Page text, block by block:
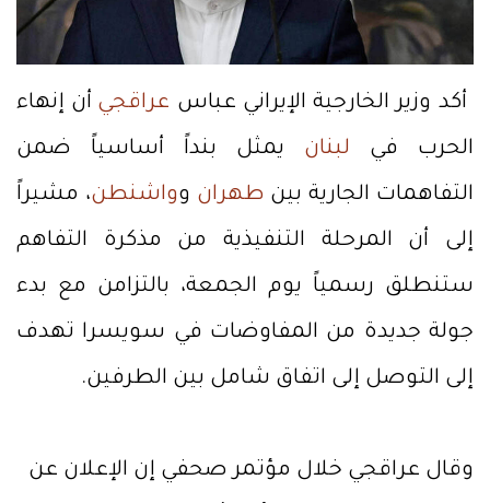
أكد وزير الخارجية الإيراني عباس عراقجي أن إنهاء
الحرب في لبنان يمثل بنداً أساسياً ضمن
التفاهمات الجارية بين طهران وواشنطن، مشيراً
إلى أن المرحلة التنفيذية من مذكرة التفاهم
ستنطلق رسمياً يوم الجمعة، بالتزامن مع بدء
جولة جديدة من المفاوضات في سويسرا تهدف
إلى التوصل إلى اتفاق شامل بين الطرفين.
وقال عراقجي خلال مؤتمر صحفي إن الإعلان عن